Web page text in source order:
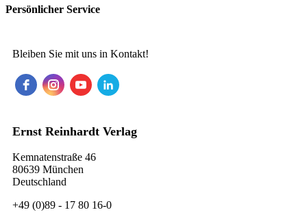
Persönlicher Service
Bleiben Sie mit uns in Kontakt!
Ernst Reinhardt Verlag
Kemnatenstraße 46
80639 München
Deutschland
+49 (0)89 - 17 80 16-0